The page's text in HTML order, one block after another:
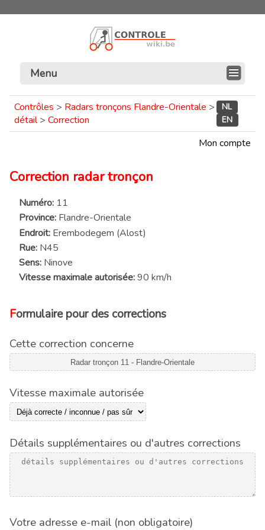
Menu
Contrôles > Radars tronçons Flandre-Orientale >
détail > Correction
NL
EN
Mon compte
Correction radar tronçon
Numéro: 11
Province: Flandre-Orientale
Endroit: Erembodegem (Alost)
Rue: N45
Sens: Ninove
Vitesse maximale autorisée:90 km/h
Formulaire pour des corrections
Cette correction concerne
Vitesse maximale autorisée
Détails supplémentaires ou d'autres corrections
Votre adresse e-mail (non obligatoire)